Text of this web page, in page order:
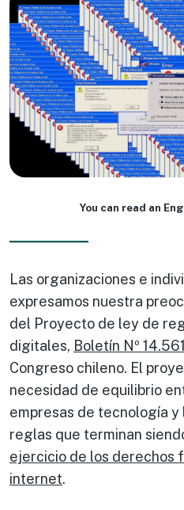
You can read an
Las organizaciones e
expresamos nuestra
del Proyecto de ley de
digitales, Boletín Nº
Congreso chileno. El
necesidad de equilibrio
empresas de tecnología
reglas que terminan
ejercicio de los derechos
internet.